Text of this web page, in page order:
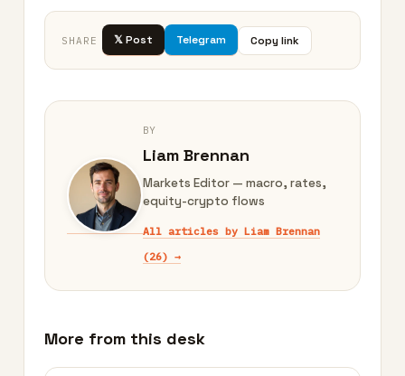
SHARE 𝕏 Post Telegram Copy link
BY
Liam Brennan
Markets Editor — macro, rates,
equity-crypto flows
All articles by Liam Brennan
(26) →
More from this desk